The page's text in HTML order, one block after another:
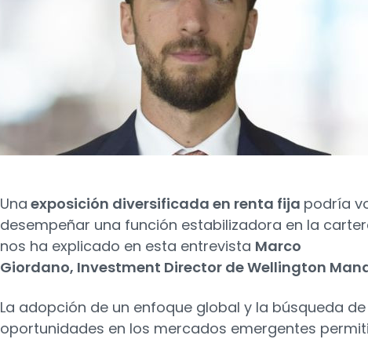
Una exposición diversificada en renta fija podría
desempeñar una función estabilizadora en la
nos ha explicado en esta entrevista Marco
Giordano, Investment Director de Wellington
La adopción de un enfoque global y la búsqueda de
oportunidades en los mercados emergentes